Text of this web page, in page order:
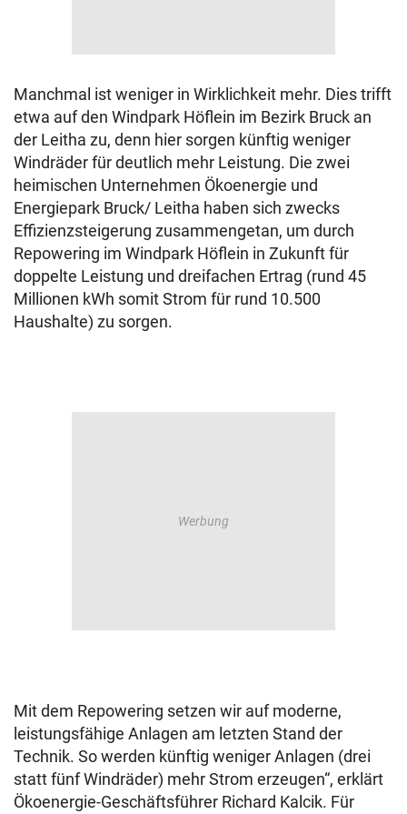
Manchmal ist weniger in Wirklichkeit mehr. Dies trifft
etwa auf den Windpark Höflein im Bezirk Bruck an
der Leitha zu, denn hier sorgen künftig weniger
Windräder für deutlich mehr Leistung. Die zwei
heimischen Unternehmen Ökoenergie und
Energiepark Bruck/ Leitha haben sich zwecks
Effizienzsteigerung zusammengetan, um durch
Repowering im Windpark Höflein in Zukunft für
doppelte Leistung und dreifachen Ertrag (rund 45
Millionen kWh somit Strom für rund 10.500
Haushalte) zu sorgen.
Mit dem Repowering setzen wir auf moderne,
leistungsfähige Anlagen am letzten Stand der
Technik. So werden künftig weniger Anlagen (drei
statt fünf Windräder) mehr Strom erzeugen“, erklärt
Ökoenergie-Geschäftsführer Richard Kalcik. Für